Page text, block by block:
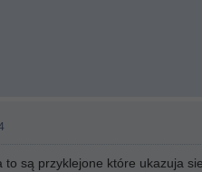
są przyklejone które ukazuja